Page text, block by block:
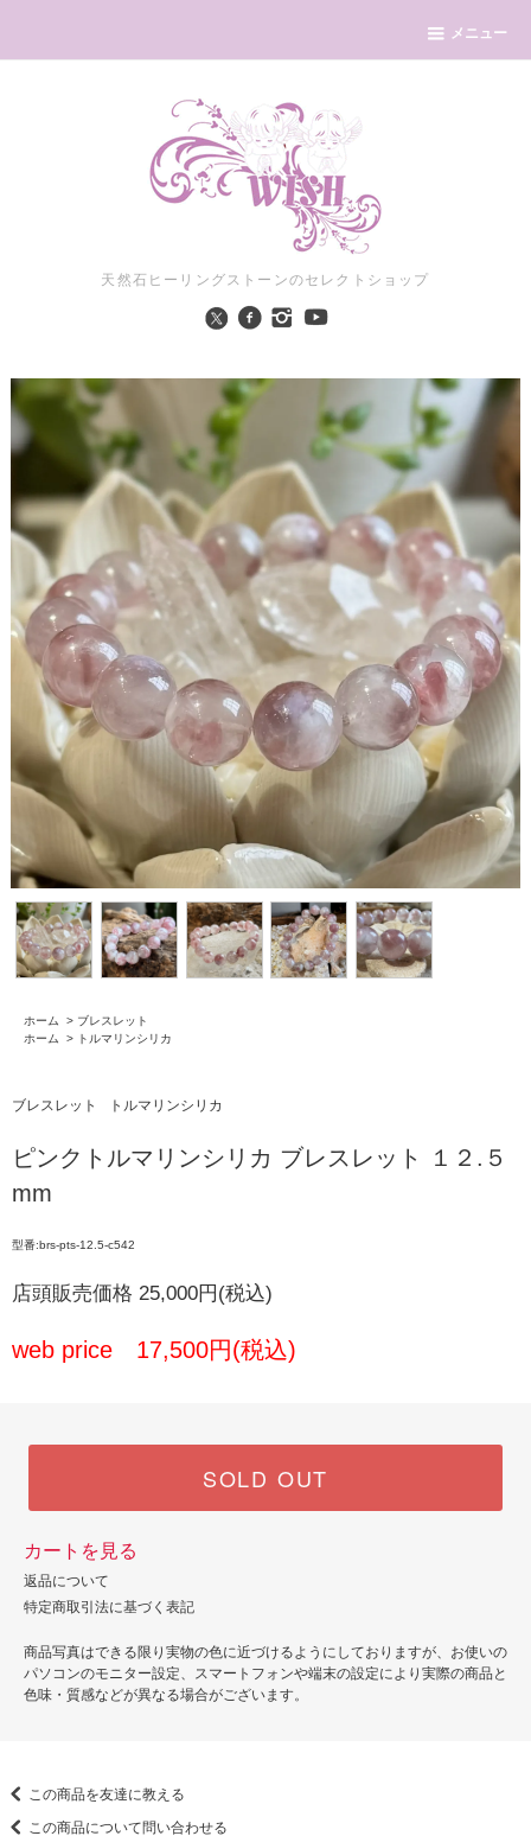
メニュー
天然石ヒーリングストーンのセレクトショップ
ホーム > ブレスレット
ホーム
> トルマリンシリカ
ブレスレット トルマリンシリカ
ピンクトルマリンシリカ ブレスレット １２.５
mm
型番:brs-pts-12.5-c542
店頭販売価格 25,000円(税込)
web price 17,500円(税込)
SOLD OUT
カートを見る
返品について
特定商取引法に基づく表記
商品写真はできる限り実物の色に近づけるようにしておりますが、お使いの
パソコンのモニター設定、スマートフォンや端末の設定により実際の商品と
色味・質感などが異なる場合がございます。
この商品を友達に教える
この商品について問い合わせる